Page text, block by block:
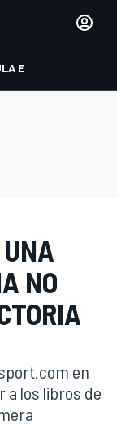
E
NO
en
a los libros de